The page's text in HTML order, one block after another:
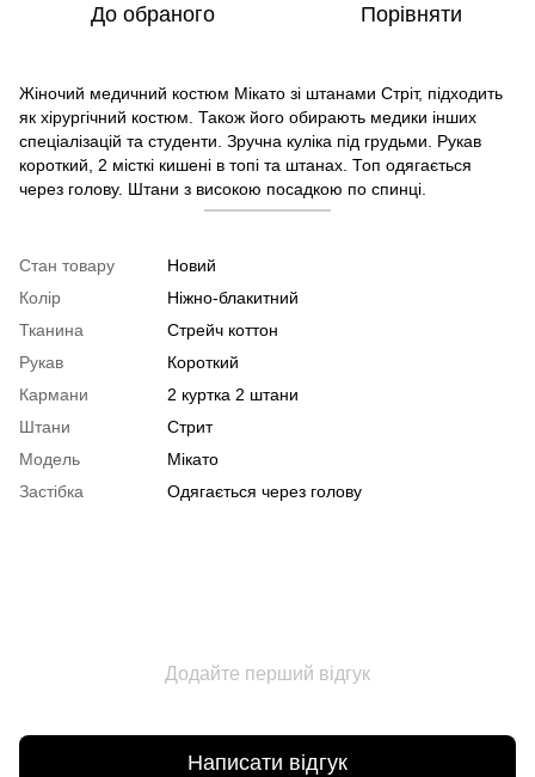
До обраного Порівняти
Жіночий медичний костюм Мікато зі штанами Стріт, підходить
як хірургічний костюм. Також його обирають медики інших
спеціалізацій та студенти. Зручна куліка під грудьми. Рукав
короткий, 2 місткі кишені в топі та штанах. Топ одягається
через голову. Штани з високою посадкою по спинці.
Стан товару
Новий
Колір
Ніжно-блакитний
Тканина
Стрейч коттон
Рукав
Короткий
Кармани
2 куртка 2 штани
Штани
Стрит
Модель
Мікато
Застібка
Одягається через голову
Додайте перший відгук
Написати відгук